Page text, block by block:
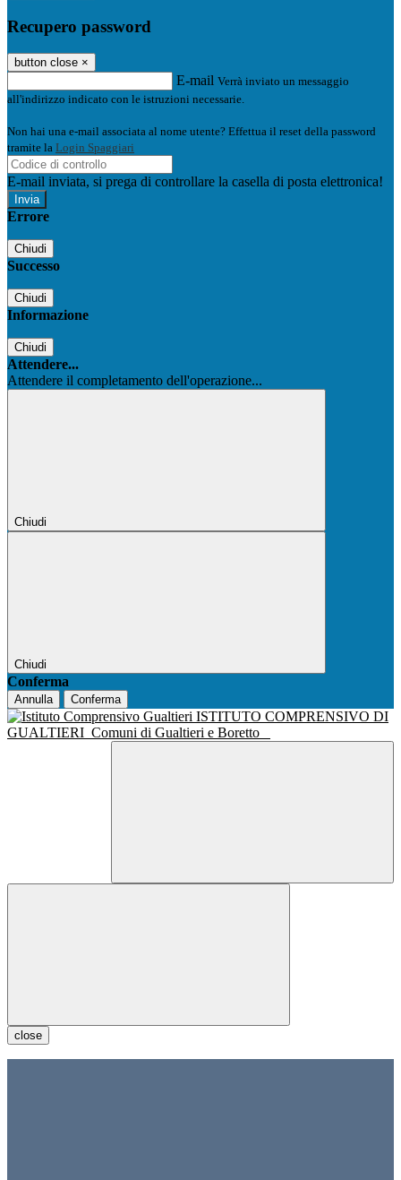
Recupero password
button close ×
E-mail Verrà inviato un messaggio
all'indirizzo indicato con le istruzioni necessarie.
Non hai una e-mail associata al nome utente? Effettua il reset della password
tramite la Login Spaggiari
E-mail inviata, si prega di controllare la casella di posta elettronica!
Errore
Chiudi
Successo
Chiudi
Informazione
Chiudi
Attendere...
Attendere il completamento dell'operazione...
Chiudi
Chiudi
Conferma
Annulla Conferma
ISTITUTO COMPRENSIVO DI
GUALTIERI Comuni di Gualtieri e Boretto
close